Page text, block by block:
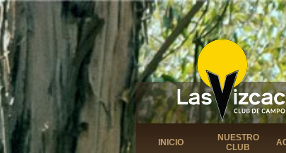
INICIO
NUESTRO
CLUB